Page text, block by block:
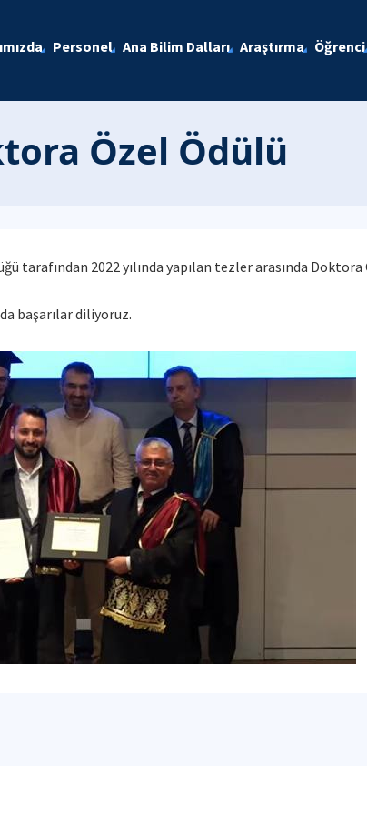
Personel Ana Bilim Dalları Araştırma Öğrenci
Özel Ödülü
tarafından 2022 yılında yapılan tezler arasında
başarılar diliyoruz.